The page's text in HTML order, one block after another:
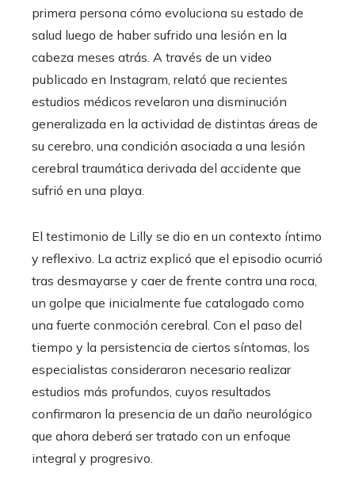
primera persona cómo evoluciona su estado de
salud luego de haber sufrido una lesión en la
cabeza meses atrás. A través de un video
publicado en Instagram, relató que recientes
estudios médicos revelaron una disminución
generalizada en la actividad de distintas áreas de
su cerebro, una condición asociada a una lesión
cerebral traumática derivada del accidente que
sufrió en una playa.
El testimonio de Lilly se dio en un contexto íntimo
y reflexivo. La actriz explicó que el episodio ocurrió
tras desmayarse y caer de frente contra una roca,
un golpe que inicialmente fue catalogado como
una fuerte conmoción cerebral. Con el paso del
tiempo y la persistencia de ciertos síntomas, los
especialistas consideraron necesario realizar
estudios más profundos, cuyos resultados
confirmaron la presencia de un daño neurológico
que ahora deberá ser tratado con un enfoque
integral y progresivo.